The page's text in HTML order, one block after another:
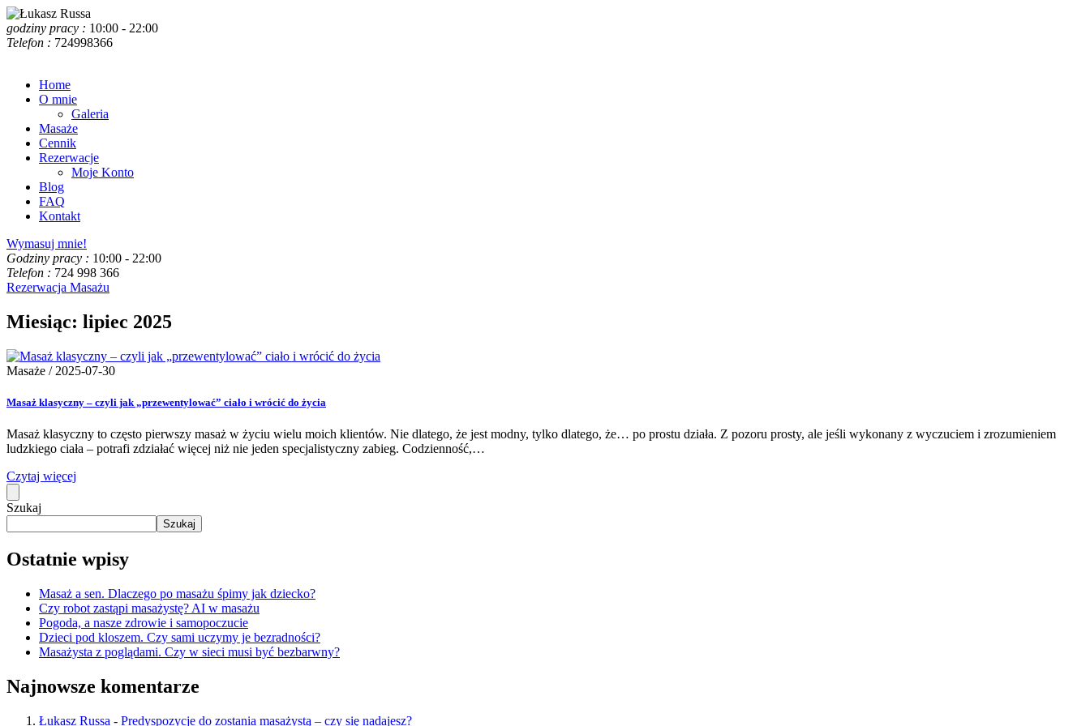
godziny pracy : 10:00 - 22:00
Telefon : 724998366
Home
O mnie
Galeria
Masaże
Cennik
Rezerwacje
Moje Konto
Blog
FAQ
Kontakt
Wymasuj mnie!
Godziny pracy : 10:00 - 22:00
Telefon : 724 998 366
Rezerwacja Masażu
Miesiąc: lipiec 2025
Masaże / 2025-07-30
Masaż klasyczny – czyli jak „przewentylować” ciało i wrócić do życia
Masaż klasyczny to często pierwszy masaż w życiu wielu moich klientów. Nie dlatego, że jest modny, tylko dlatego, że… po prostu działa. Z pozoru prosty, ale jeśli wykonany z wyczuciem i zrozumieniem
ludzkiego ciała – potrafi zdziałać więcej niż nie jeden specjalistyczny zabieg. Codzienność,…
Czytaj więcej
Szukaj
Szukaj
Ostatnie wpisy
Masaż a sen. Dlaczego po masażu śpimy jak dziecko?
Czy robot zastąpi masażystę? AI w masażu
Pogoda, a nasze zdrowie i samopoczucie
Dzieci pod kloszem. Czy sami uczymy je bezradności?
Masażysta z poglądami. Czy w sieci musi być bezbarwny?
Najnowsze komentarze
Łukasz Russa - Predyspozycje do zostania masażystą – czy się nadajesz?